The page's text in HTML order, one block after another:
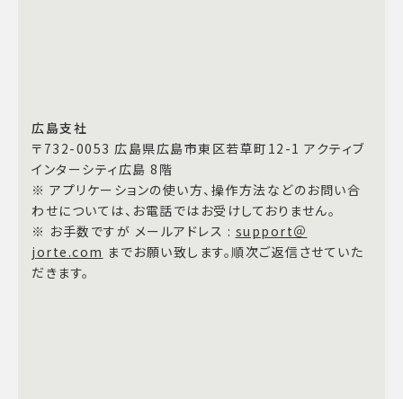
広島支社
〒732-0053 広島県広島市東区若草町12-1 アクティブ
インターシティ広島 8階
※ アプリケーションの使い方、操作方法などのお問い合
わせについては、お電話ではお受けしておりません。
※ お手数ですが メールアドレス : support＠
jorte.com までお願い致します。順次ご返信させていた
だきます。